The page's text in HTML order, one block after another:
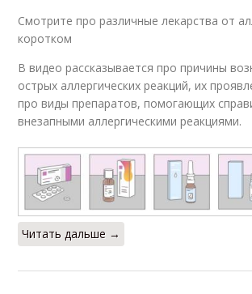
Смотрите про различные лекарства от
коротком
В видео рассказывается про причины
острых аллергических реакций, их
про виды препаратов, помогающих
внезапными аллергическими реакциями.
Читать дальше →